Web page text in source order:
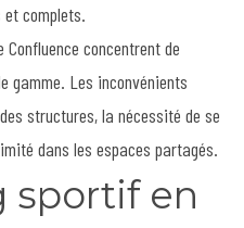
complets.
concentrent de
gamme. Les inconvénients
structures, la nécessité de se
dans les espaces partagés.
sportif en